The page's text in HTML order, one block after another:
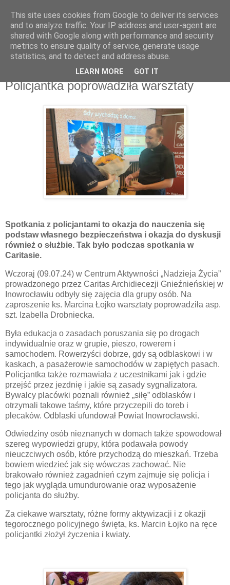
niedziela, 14 lipca 2024
Policjantka poprowadziła warsztaty
Spotkania z policjantami to okazja do nauczenia się
podstaw własnego bezpieczeństwa i okazja do dyskusji
również o służbie. Tak było podczas spotkania w
Caritasie.
Wczoraj (09.07.24) w Centrum Aktywności „Nadzieja Życia”
prowadzonego przez Caritas Archidiecezji Gnieźnieńskiej w
Inowrocławiu odbyły się zajęcia dla grupy osób. Na
zaproszenie ks. Marcina Łojko warsztaty poprowadziła asp.
szt. Izabella Drobniecka.
Była edukacja o zasadach poruszania się po drogach
indywidualnie oraz w grupie, pieszo, rowerem i
samochodem. Rowerzyści dobrze, gdy są odblaskowi i w
kaskach, a pasażerowie samochodów w zapiętych pasach.
Policjantka także rozmawiała z uczestnikami jak i gdzie
przejść przez jezdnię i jakie są zasady sygnalizatora.
Bywalcy placówki poznali również „siłę” odblasków i
otrzymali takowe taśmy, które przyczepili do toreb i
plecaków. Odblaski ufundował Powiat Inowrocławski.
Odwiedziny osób nieznanych w domach także spowodował
szereg wypowiedzi grupy, która podawała powody
nieuczciwych osób, które przychodzą do mieszkań. Trzeba
bowiem wiedzieć jak się wówczas zachować. Nie
brakowało również zagadnień czym zajmuje się policja i
tego jak wygląda umundurowanie oraz wyposażenie
policjanta do służby.
Za ciekawe warsztaty, różne formy aktywizacji i z okazji
tegorocznego policyjnego święta, ks. Marcin Łojko na ręce
policjantki złożył życzenia i kwiaty.
This site uses cookies from Google to deliver its services
and to analyze traffic. Your IP address and user-agent are
shared with Google along with performance and security
metrics to ensure quality of service, generate usage
statistics, and to detect and address abuse.
LEARN MORE GOT IT